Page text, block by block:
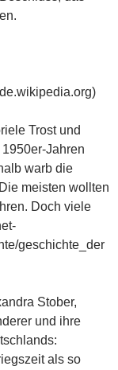
Trost und
Jahren
warb die
meisten wollten
Doch viele
geschichte_der
Stober,
und ihre
als so